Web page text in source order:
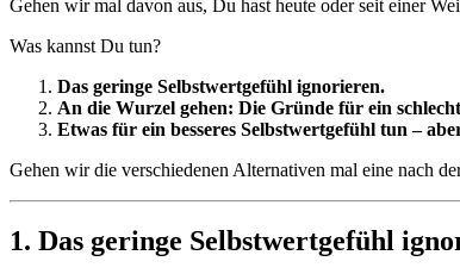
Gehen wir mal davon aus, Du hast heute oder seit einer
Was kannst Du tun?
Das geringe Selbstwertgefühl ignorieren.
An die Wurzel gehen: Die Gründe für ein
Etwas für ein besseres Selbstwertgefühl tun –
Gehen wir die verschiedenen Alternativen mal eine nach
1. Das geringe Selbstwertgefühl